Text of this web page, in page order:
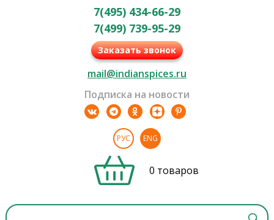
7(495) 434-66-29
7(499) 739-95-29
Заказать звонок
mail@indianspices.ru
Подписка на новости
РУС ENG
0 товаров